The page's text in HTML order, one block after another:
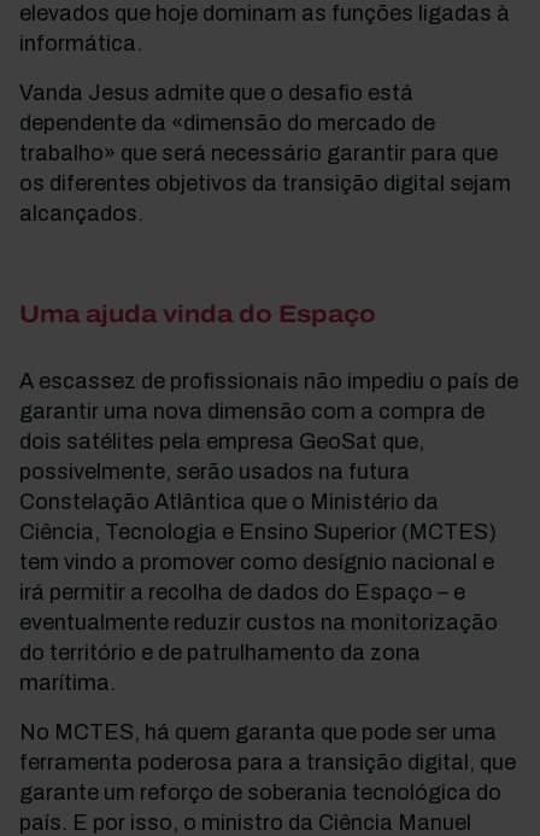
elevados que hoje dominam as funções ligadas à
informática.
Vanda Jesus admite que o desafio está
dependente da «dimensão do mercado de
trabalho» que será necessário garantir para que
os diferentes objetivos da transição digital sejam
alcançados.
Uma ajuda vinda do Espaço
A escassez de profissionais não impediu o país de
garantir uma nova dimensão com a compra de
dois satélites pela empresa GeoSat que,
possivelmente, serão usados na futura
Constelação Atlântica que o Ministério da
Ciência, Tecnologia e Ensino Superior (MCTES)
tem vindo a promover como desígnio nacional e
irá permitir a recolha de dados do Espaço – e
eventualmente reduzir custos na monitorização
do território e de patrulhamento da zona
marítima.
No MCTES, há quem garanta que pode ser uma
ferramenta poderosa para a transição digital, que
garante um reforço de soberania tecnológica do
país. E por isso, o ministro da Ciência Manuel